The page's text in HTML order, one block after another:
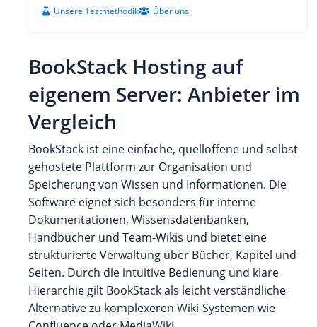
Unsere Testmethodik Über uns
BookStack Hosting auf
eigenem Server: Anbieter im
Vergleich
BookStack ist eine einfache, quelloffene und selbst
gehostete Plattform zur Organisation und
Speicherung von Wissen und Informationen. Die
Software eignet sich besonders für interne
Dokumentationen, Wissensdatenbanken,
Handbücher und Team-Wikis und bietet eine
strukturierte Verwaltung über Bücher, Kapitel und
Seiten. Durch die intuitive Bedienung und klare
Hierarchie gilt BookStack als leicht verständliche
Alternative zu komplexeren Wiki-Systemen wie